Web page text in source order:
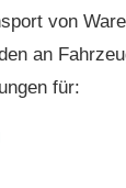
von
an
für: